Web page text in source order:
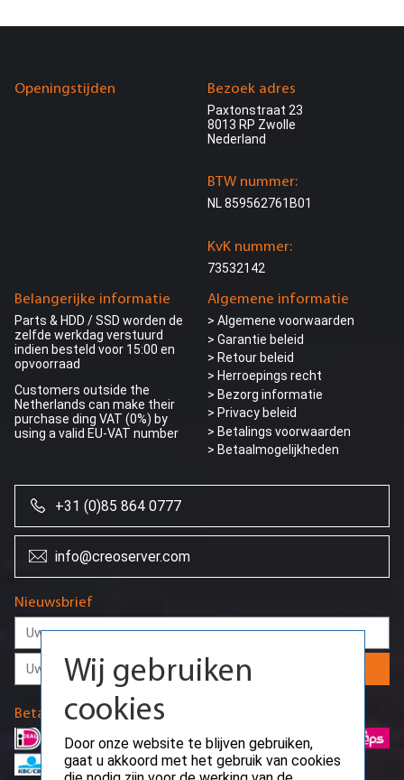
Openingstijden
Belangerijke informatie
Parts & HDD / SSD worden de
zelfde werkdag verstuurd
indien besteld voor 15:00 en
opvoorraad
Customers outside the
Netherlands can make their
purchase ding VAT (0%) by
using a valid EU-VAT number
Algemene informatie
> Algemene voorwaarden
> Garantie beleid
> Retour beleid
> Herroepings recht
> Bezorg informatie
> Privacy beleid
> Betalings voorwaarden
> Betaalmogelijkheden
Bezoek adres
Paxtonstraat 23
8013 RP Zwolle
Nederland
BTW nummer:
NL 859562761B01
KvK nummer:
73532142
+31 (0)85 864 0777
info@creoserver.com
Nieuwsbrief
Betaalmethodes
Wij gebruiken
cookies
Door onze website te blijven gebruiken,
gaat u akkoord met het gebruik van cookies
die nodig zijn voor de werking van de
basisfuncties van de website en om
gebruikersvoorkeuren op te slaan.
Ok